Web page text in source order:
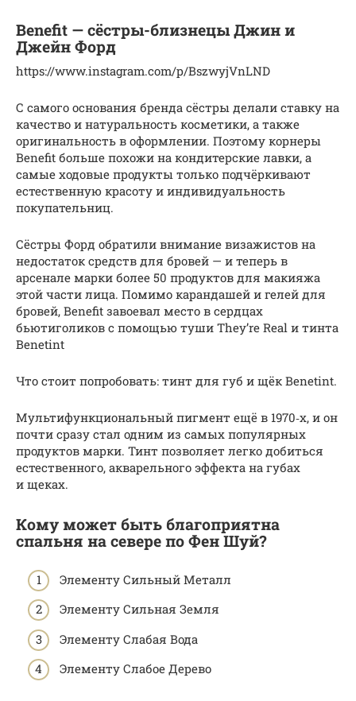
Benefit — сёстры-близнецы Джин и
Джейн Форд
https://www.instagram.com/p/BszwyjVnLND
С самого основания бренда сёстры делали ставку на
качество и натуральность косметики, а также
оригинальность в оформлении. Поэтому корнеры
Ben­e­fit больше похожи на кондитерские лавки, а
самые ходовые продукты только подчёркивают
естественную красоту и индивидуальность
покупательниц.
Сёстры Форд обратили внимание визажистов на
недостаток средств для бровей — и теперь в
арсенале марки более 50 продуктов для макияжа
этой части лица. Помимо карандашей и гелей для
бровей, Ben­e­fit завоевал место в сердцах
бьютиголиков с помощью туши They’re Real и тинта
Benetint
Что стоит попробовать: тинт для губ и щёк Benetint.
Мультифункциональный пигмент ещё в 1970‑х, и он
почти сразу стал одним из самых популярных
продуктов марки. Тинт позволяет легко добиться
естественного, акварельного эффекта на губах
и щеках.
Кому может быть благоприятна
спальня на севере по Фен Шуй?
Элементу Сильный Металл
Элементу Сильная Земля
Элементу Слабая Вода
Элементу Слабое Дерево